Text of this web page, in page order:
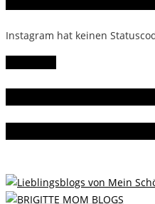
Instagram hat keinen